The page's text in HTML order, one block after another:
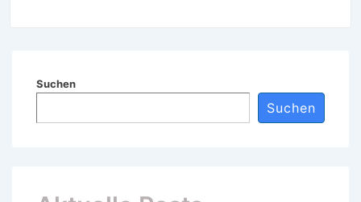
Suchen
Suchen